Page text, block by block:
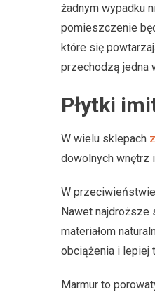
żadnym wypadku
pomieszczenie
które się
przechodzą jedna
Płytki
W wielu sklepach
dowolnych wnętrz
W
Nawet najdroższe
materiałom
obciążenia i lepiej
Marmur to